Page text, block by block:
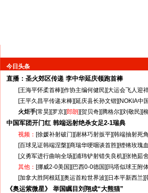
今日头条
直播：圣火郊区传递 李中华延庆领跑首棒
[王海平怀柔首棒][作协主编何健民][大运会飞人迎
[王平久昌平传递末棒][延庆县长孙文锴][NOKIA中
火炬手[常昊][罗京][郎朗][贺贝奇][腾格尔][刘敬民][
中国军团开门红 韩端远射绝杀女足2-1瑞典
视频： [徐媛补射破门][谢林巧射扳平][韩端抽射死
[百球见证韩端涅槃][商瑞华哽咽谈首胜][铿锵玫瑰
[义勇军进行曲响全场][浦玮铲射错失良机][张艳茹
其他： [挪威2-0美国][巴西0-0德国][玛塔似球王附
[加拿大胜阿根廷][奥运首粒世界波][日本平新西兰][
《奥运紫微星》 举国瞩目刘翔成“大熊猫”